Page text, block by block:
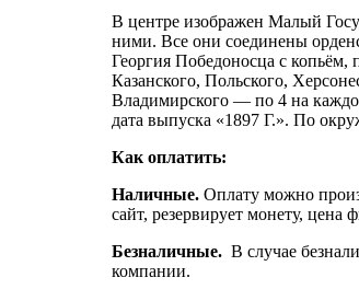
В центре изображен Малый
ними. Все они соединены
Георгия Победоносца с
Казанского, Польского,
Владимирского — по 4 на
дата выпуска «1897 Г.». По
Как оплатить:
Наличные. Оплату можно
сайт, резервирует монету, цена
Безналичные. В случае
компании.